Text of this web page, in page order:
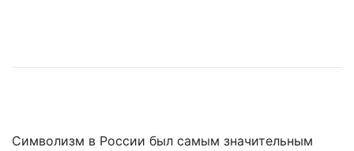
Символизм в России был самым значительным